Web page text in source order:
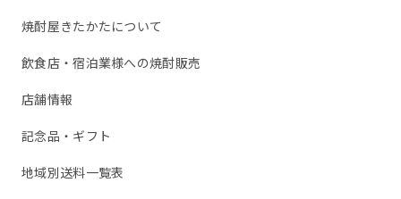
焼酎屋きたかたについて
飲食店・宿泊業様への焼酎販売
店舗情報
記念品・ギフト
地域別送料一覧表